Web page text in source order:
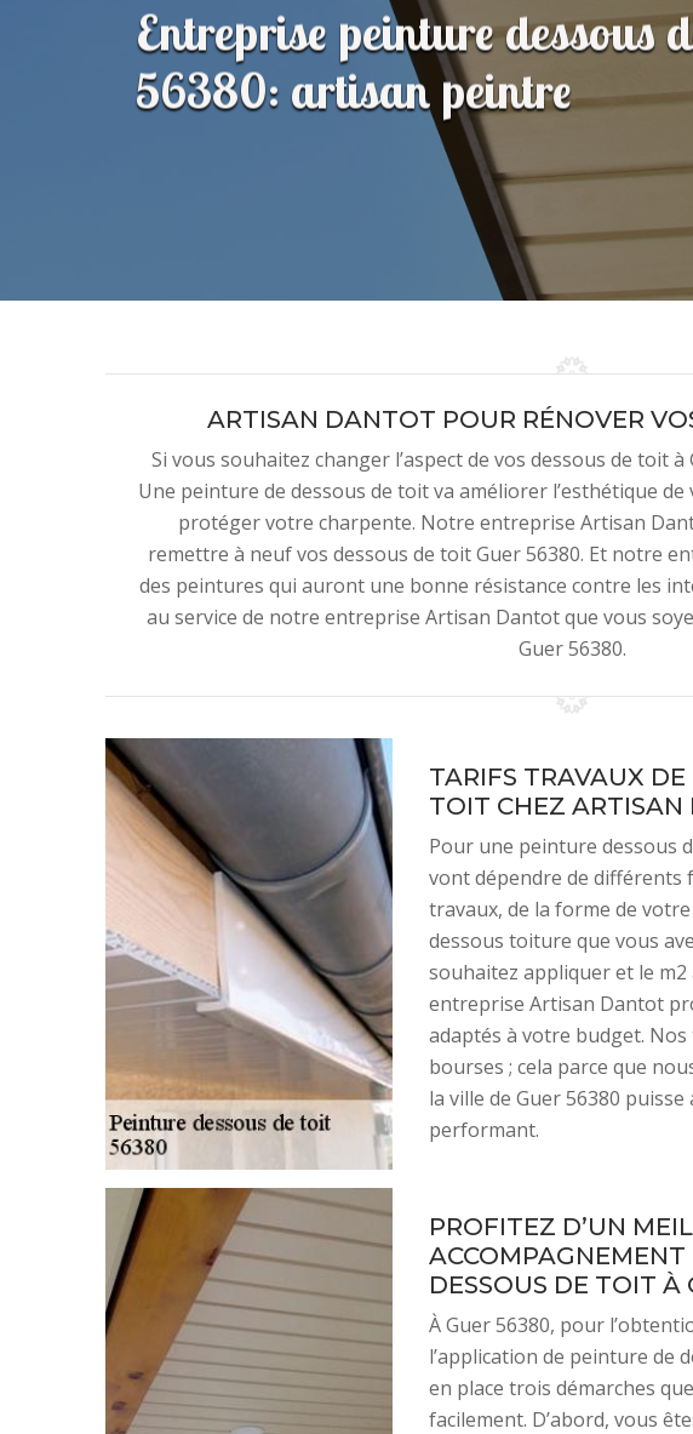
Entreprise peinture dessous
56380: artisan peintre
ARTISAN DANTOT POUR RÉNOVER
Si vous souhaitez changer l’aspect de vos dessous de toit
Une peinture de dessous de toit va améliorer l’esthétique
protéger votre charpente. Notre entreprise Artisan
remettre à neuf vos dessous de toit Guer 56380. Et notre
des peintures qui auront une bonne résistance contre les
au service de notre entreprise Artisan Dantot que vous
Guer 56380.
TARIFS TRAVAUX
TOIT CHEZ
Pour une peinture dessous
vont dépendre de différents
travaux, de la forme de
dessous toiture que vous
souhaitez appliquer et le
entreprise Artisan Dantot
adaptés à votre budget.
bourses ; cela parce que
la ville de Guer 56380
performant.
PROFITEZ D’UN
DESSOUS DE TOIT À
À Guer 56380, pour
l’application de peinture de
en place trois démarches
facilement. D’abord, vous